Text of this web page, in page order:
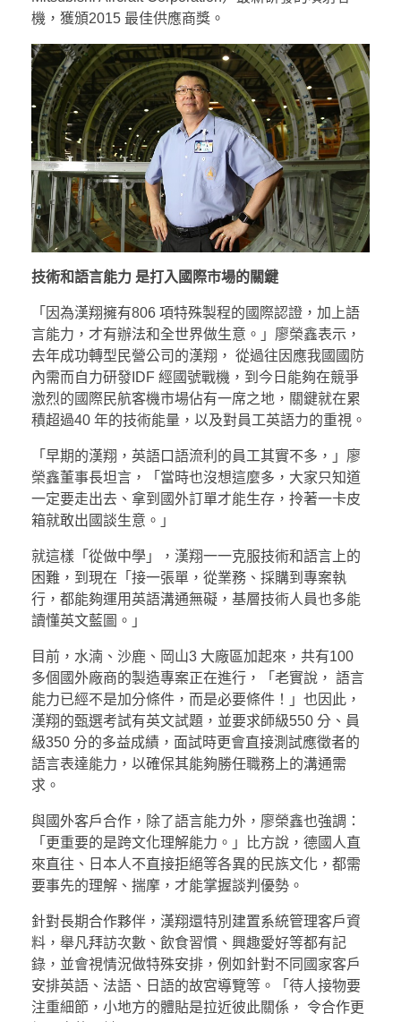
機，獲頒2015 最佳供應商獎。
技術和語言能力 是打入國際市場的關鍵
「因為漢翔擁有806 項特殊製程的國際認證，加上語
言能力，才有辦法和全世界做生意。」廖榮鑫表示，
去年成功轉型民營公司的漢翔， 從過往因應我國國防
內需而自力研發IDF 經國號戰機，到今日能夠在競爭
激烈的國際民航客機市場佔有一席之地，關鍵就在累
積超過40 年的技術能量，以及對員工英語力的重視。
「早期的漢翔，英語口語流利的員工其實不多，」廖
榮鑫董事長坦言，「當時也沒想這麼多，大家只知道
一定要走出去、拿到國外訂單才能生存，拎著一卡皮
箱就敢出國談生意。」
就這樣「從做中學」，漢翔一一克服技術和語言上的
困難，到現在「接一張單，從業務、採購到專案執
行，都能夠運用英語溝通無礙，基層技術人員也多能
讀懂英文藍圖。」
目前，水湳、沙鹿、岡山3 大廠區加起來，共有100
多個國外廠商的製造專案正在進行，「老實說， 語言
能力已經不是加分條件，而是必要條件！」也因此，
漢翔的甄選考試有英文試題，並要求師級550 分、員
級350 分的多益成績，面試時更會直接測試應徵者的
語言表達能力，以確保其能夠勝任職務上的溝通需
求。
與國外客戶合作，除了語言能力外，廖榮鑫也強調：
「更重要的是跨文化理解能力。」比方說，德國人直
來直往、日本人不直接拒絕等各異的民族文化，都需
要事先的理解、揣摩，才能掌握談判優勢。
針對長期合作夥伴，漢翔還特別建置系統管理客戶資
料，舉凡拜訪次數、飲食習慣、興趣愛好等都有記
錄，並會視情況做特殊安排，例如針對不同國家客戶
安排英語、法語、日語的故宮導覽等。「待人接物要
注重細節，小地方的體貼是拉近彼此關係， 令合作更